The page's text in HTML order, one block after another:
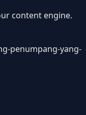
content engine.
penumpang-yang-